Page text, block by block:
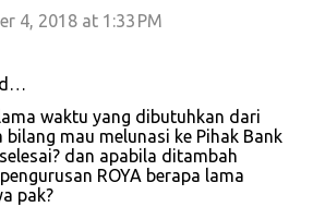
4, 2018 at 1:33 PM
waktu yang dibutuhkan dari
bilang mau melunasi ke Pihak Bank
dan apabila ditambah
ROYA berapa lama
pak?